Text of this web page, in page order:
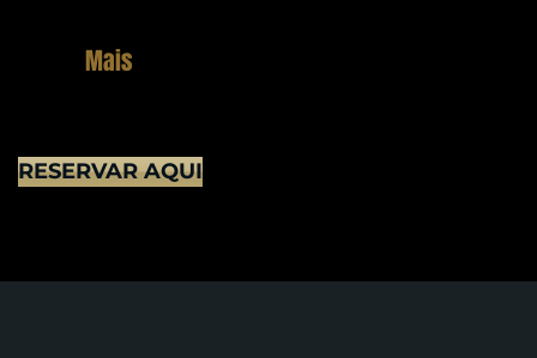
Mais
RESERVAR AQUI